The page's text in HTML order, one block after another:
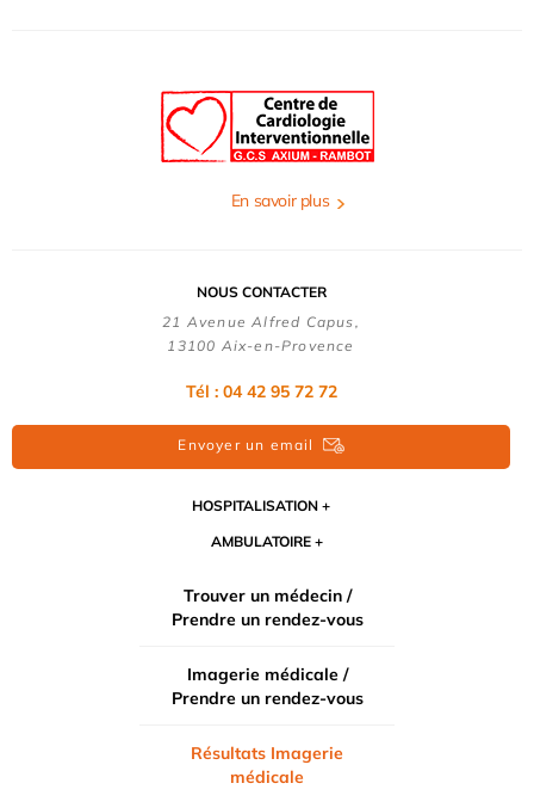
En savoir plus
NOUS CONTACTER
21 Avenue Alfred Capus,
13100 Aix-en-Provence
Tél : 04 42 95 72 72
Envoyer un email
HOSPITALISATION
AMBULATOIRE
Trouver un médecin /
Prendre un rendez-vous
Imagerie médicale /
Prendre un rendez-vous
Résultats Imagerie
médicale